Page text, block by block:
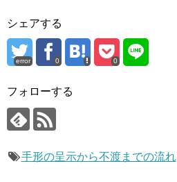
シェアする
error 0 0
フォローする
手形の呈示から不渡までの流れ